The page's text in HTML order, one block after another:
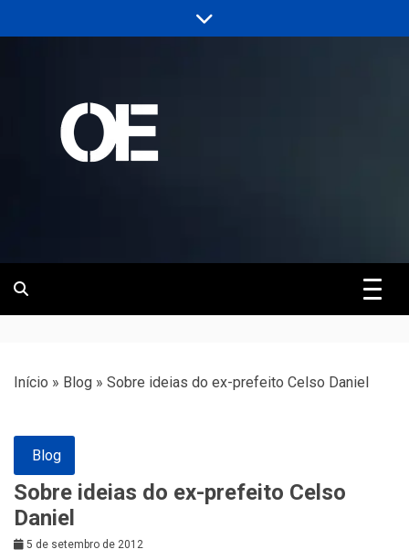
to
Revista | O
Empreiteiro
Início » Blog » Sobre ideias do ex-prefeito Celso Daniel
Blog
Sobre ideias do ex-prefeito Celso
Daniel
5 de setembro de 2012